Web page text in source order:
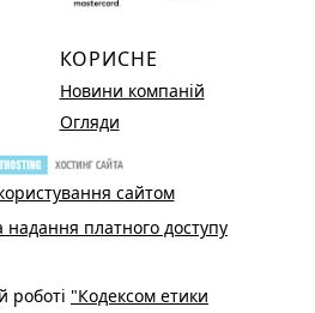
КОРИСНЕ
Новини компаній
Огляди
сайтом
платного доступу
роботі "Кодексом етики